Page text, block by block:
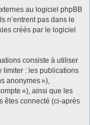
au logiciel phpBB
n’entrent pas dans le
créés par le logiciel
consiste à utiliser
limiter : les publications
anonymes »),
»), ainsi que les
êtes connecté (ci-après